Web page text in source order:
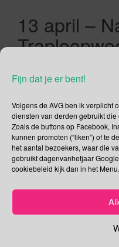
Fijn dat je er bent!
Volgens de AVG ben ik verplicht
diensten van derden gebruikt
Zoals de buttons op Facebook,
kunnen promoten (“liken”) of te
het aantal bezoekers, waar die
gebruikt dagenvanhetjaar
cookiebeleid kijk dan in het Menu.
13 april –
April
Nationale Traploopweek
van de Nationale
is blijkbaar een begrip in
toegeven dat mij dat al 9
dit een prima initiatief van